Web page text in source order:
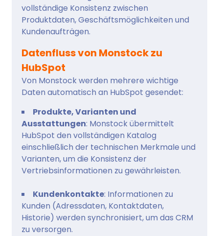
vollständige Konsistenz zwischen
Produktdaten, Geschäftsmöglichkeiten und
Kundenaufträgen.
Datenfluss von Monstock zu
HubSpot
Von Monstock werden mehrere wichtige
Daten automatisch an HubSpot gesendet:
Produkte, Varianten und
Ausstattungen: Monstock übermittelt
HubSpot den vollständigen Katalog
einschließlich der technischen Merkmale und
Varianten, um die Konsistenz der
Vertriebsinformationen zu gewährleisten.
Kundenkontakte: Informationen zu
Kunden (Adressdaten, Kontaktdaten,
Historie) werden synchronisiert, um das CRM
zu versorgen.